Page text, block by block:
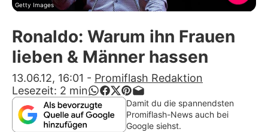
Promiflash Exklusiv
Alle Themen auf Promiflash
App runterladen
Team
Getty Images
Ronaldo: Warum ihn Frauen
lieben & Männer hassen
13.06.12, 16:01 - Promiflash Redaktion
Lesezeit: 2 min
Damit du die spannendsten
Promiflash-News auch bei
Google siehst.